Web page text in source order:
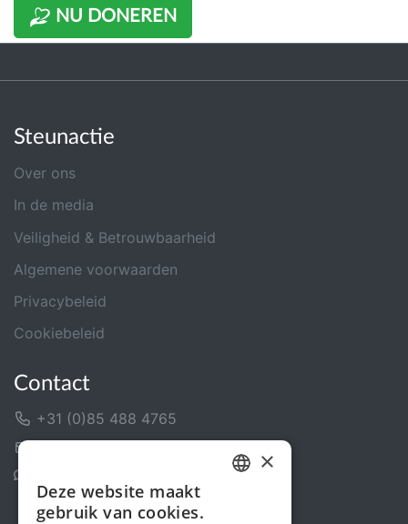
NU DONEREN
Steunactie
Over ons
In de media
Veiligheid & Betrouwbaarheid
Algemene voorwaarden
Privacybeleid
Cookiebeleid
Contact
+31 (0)85 488 4765
×
Deze website maakt
gebruik van cookies.